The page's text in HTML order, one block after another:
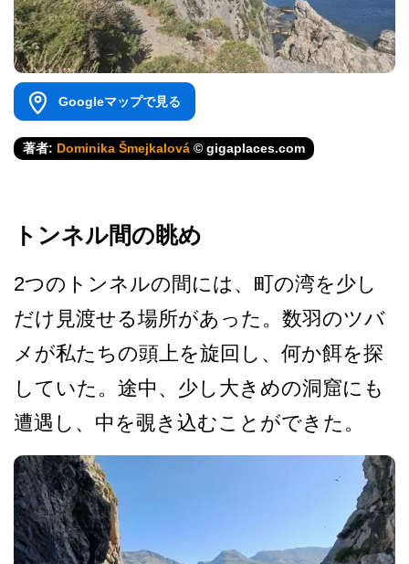
Googleマップで見る
著者: Dominika Šmejkalová © gigaplaces.com
トンネル間の眺め
2つのトンネルの間には、町­の湾を少し
だけ見渡せる場所があった。数羽のツバ
メ­が私たちの頭上を旋回し、何か餌を探
していた。途中­、少し大きめの洞窟にも
遭遇し、中を覗き込むことが­できた。